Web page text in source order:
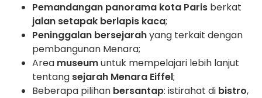
Pemandangan panorama kota Paris berkat
jalan setapak berlapis kaca;
Peninggalan bersejarahyang terkait dengan
pembangunan Menara;
Area museumuntuk mempelajari lebih lanjut
tentang sejarah Menara Eiffel;
Beberapa pilihan bersantap: istirahat di bistro,